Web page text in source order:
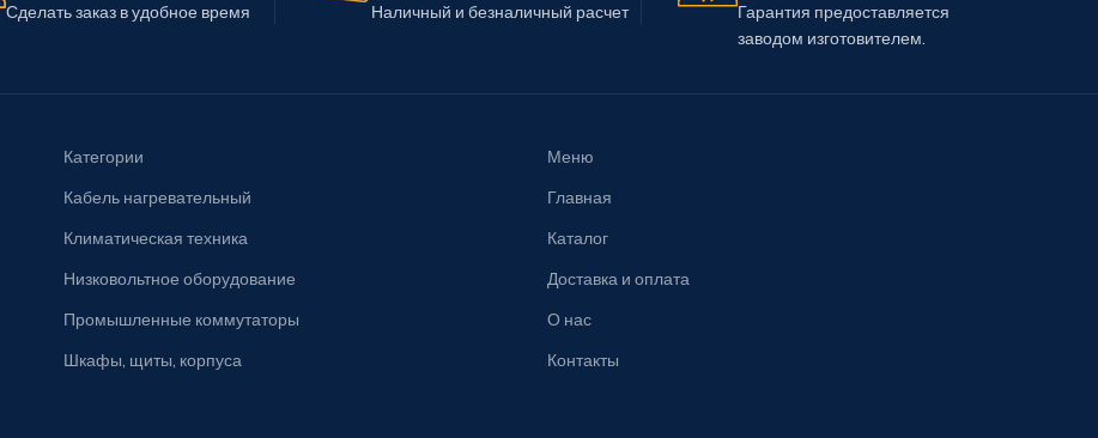
Сделать заказ в удобное время Наличный и безналичный расчет
Гарантия предоставляется
заводом изготовителем.
Категории
Кабель нагревательный
Климатическая техника
Низковольтное оборудование
Промышленные коммутаторы
Шкафы, щиты, корпуса
Меню
Главная
Каталог
Доставка и оплата
О нас
Контакты